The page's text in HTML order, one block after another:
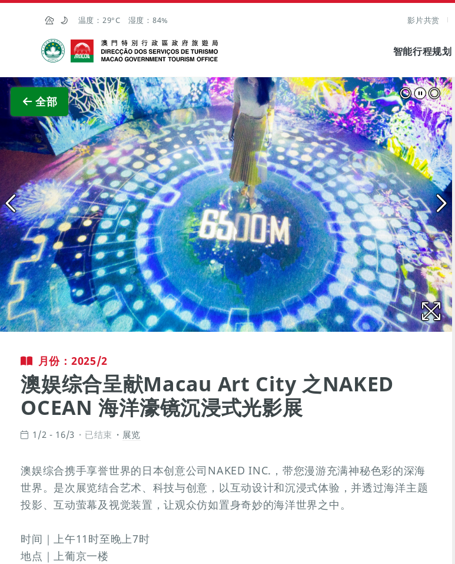
跳至主内容
温度： 29°C 湿度： 84% 影片共赏
澳门特别行政区政府旅游局
智能行程规划
全部
查看原图
月份：2025/2
澳娱综合呈献Macau Art City 之NAKED
OCEAN 海洋濠镜沉浸式光影展
1/2 - 16/3 已结束 展览
澳娱综合携手享誉世界的日本创意公司NAKED INC.，带您漫游充满神秘色彩的深海
世界。是次展览结合艺术、科技与创意，以互动设计和沉浸式体验，并透过海洋主题
投影、互动萤幕及视觉装置，让观众仿如置身奇妙的海洋世界之中。
时间｜上午11时至晚上7时
地点｜上葡京一楼